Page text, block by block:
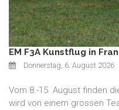
EM F3A Kunstflug in
Donnerstag, 6. August 2026
Vom 8.-15. August finden
wird von einem grossen